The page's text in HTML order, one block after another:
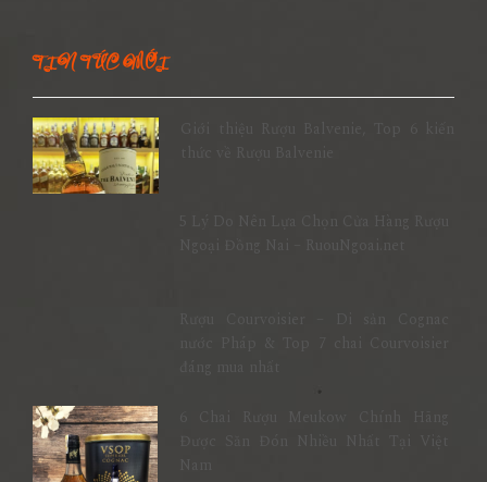
TIN TỨC MỚI
5 Lý Do Nên Lựa Chọn Cửa Hàng Rượu
Ngoại Đồng Nai – RuouNgoai.net